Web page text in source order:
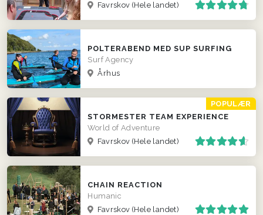
Favrskov (Hele landet)
POLTERABEND MED SUP SURFING
Surf Agency
Århus
POPULÆR
STORMESTER TEAM EXPERIENCE
World of Adventure
Favrskov (Hele landet)
CHAIN REACTION
Humanic
Favrskov (Hele landet)